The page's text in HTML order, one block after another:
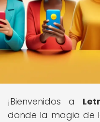
¡Bienvenidos a
donde la magia de